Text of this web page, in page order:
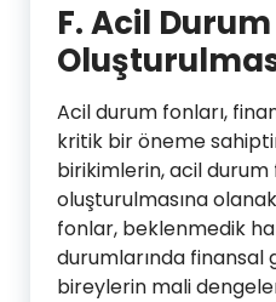
F. Acil
Acil durum fonları,
kritik bir öneme
birikimlerin, acil durum
oluşturulmasına olanak
fonlar, beklenmedik
durumlarında finansal
bireylerin mali